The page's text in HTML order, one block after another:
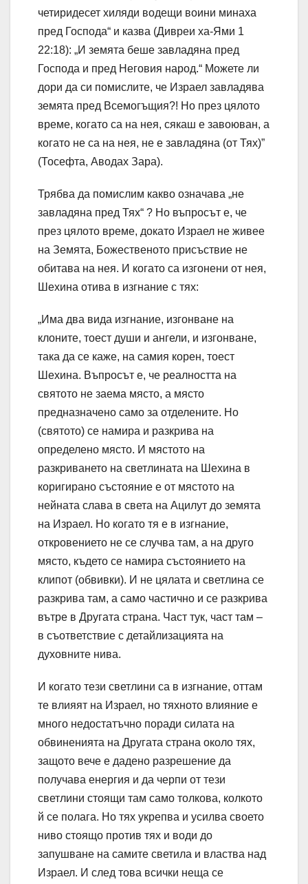
четиридесет хиляди водещи воини минаха
пред Господа“ и казва (Дивреи ха-Ями 1
22:18): „И земята беше завладяна пред
Господа и пред Неговия народ.“ Можете ли
дори да си помислите, че Израел завладява
земята пред Всемогъщия?! Но през цялото
време, когато са на нея, сякаш е завоюван, а
когато не са на нея, не е завладяна (от Тях)”
(Тосефта, Аводах Зара).
Трябва да помислим какво означава „не
завладяна пред Тях“ ? Но въпросът е, че
през цялото време, докато Израел не живее
на Земята, Божественото присъствие не
обитава на нея. И когато са изгонени от нея,
Шехина отива в изгнание с тях:
„Има два вида изгнание, изгонване на
клоните, тоест души и ангели, и изгонване,
така да се каже, на самия корен, тоест
Шехина. Въпросът е, че реалността на
святото не заема място, а място
предназначено само за отделените. Но
(святото) се намира и разкрива на
определено място. И мястото на
разкриването на светлината на Шехина в
коригирано състояние е от мястото на
нейната слава в света на Ацилут до земята
на Израел. Но когато тя е в изгнание,
откровението не се случва там, а на друго
място, където се намира състоянието на
клипот (обвивки). И не цялата и светлина се
разкрива там, а само частично и се разкрива
вътре в Другата страна. Част тук, част там –
в съответствие с детайлизацията на
духовните нива.
И когато тези светлини са в изгнание, оттам
те влияят на Израел, но тяхното влияние е
много недостатъчно поради силата на
обвиненията на Другата страна около тях,
защото вече е дадено разрешение да
получава енергия и да черпи от тези
светлини стоящи там само толкова, колкото
й се полага. Но тях укрепва и усилва своето
ниво стоящо против тях и води до
запушване на самите светила и властва над
Израел. И след това всички неща се